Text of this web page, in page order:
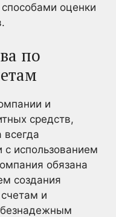
оценки
по
и
средств,
всегда
с использованием
обязана
создания
и